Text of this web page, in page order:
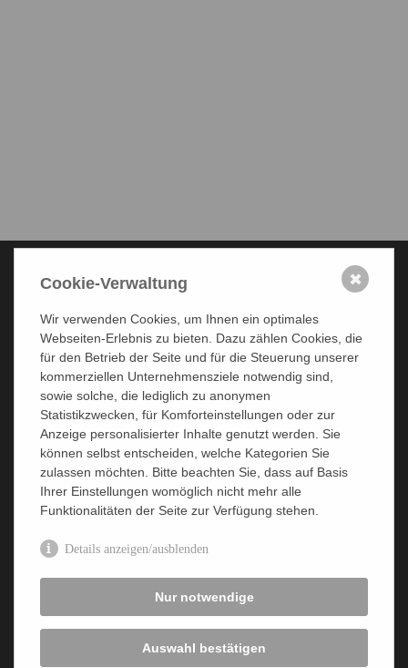
THE VAAM
SECURITY
Imprint
Cookie-Verwaltung
Wir verwenden Cookies, um Ihnen ein optimales
Webseiten-Erlebnis zu bieten. Dazu zählen Cookies, die
für den Betrieb der Seite und für die Steuerung unserer
kommerziellen Unternehmensziele notwendig sind,
sowie solche, die lediglich zu anonymen
Statistikzwecken, für Komforteinstellungen oder zur
Anzeige personalisierter Inhalte genutzt werden. Sie
können selbst entscheiden, welche Kategorien Sie
zulassen möchten. Bitte beachten Sie, dass auf Basis
Ihrer Einstellungen womöglich nicht mehr alle
Funktionalitäten der Seite zur Verfügung stehen.
Details anzeigen/ausblenden
Nur notwendige
Auswahl bestätigen
✖